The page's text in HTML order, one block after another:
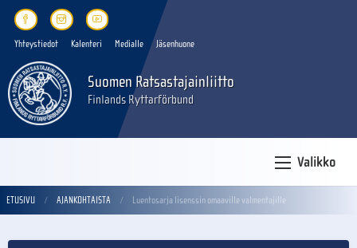
Yhteystiedot Kalenteri Medialle Jäsenhuone
Suomen Ratsastajainliitto
Finlands Ryttarförbund
Valikko
ETUSIVU AJANKOHTAISTA Luentosarja lisenssin omaaville valmentajille